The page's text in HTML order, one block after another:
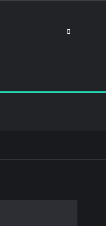
Search